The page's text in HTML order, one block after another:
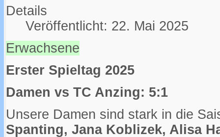
Details
Veröffentlicht: 22. Mai 2025
Erwachsene
Erster Spieltag 2025
Damen vs TC Anzing: 5:1
Unsere Damen sind stark in die
Spanting, Jana Koblizek, Alisa